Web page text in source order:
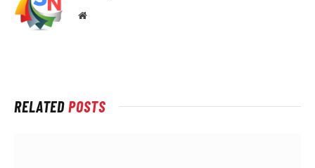
Local
RELATEDPOSTS